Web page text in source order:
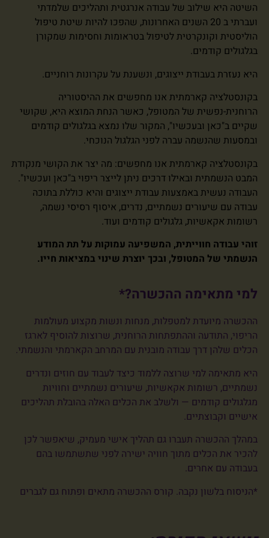
השיטה היא שילוב של עבודה אנרגטית ותהליכים שלמדתי
ועברתי ב 20 השנים האחרונות, שהפכו להיות שיטת טיפול
הוליסטית וקונקרטית לטיפול בטראומות וחסימות שמקורן
בגלגולים קודמים.
היא נעזרת בעבודת ייצוגים, ונשענת על עקרונות רוחניים.
בקונסטלציה קארמתית אנו מחפשים את ההיסטוריה
הרוחנית-נפשית של המטופל, כאשר הנחת המוצא היא, שקושי
שקיים ב"כאן ובעכשיו", המקור שלו נמצא בגלגולים קודמים
ובמסעות שהנשמה עברה לפני הגלגול הנוכחי.
בקונסטלציה קארמתית אנו מחפשים: מה יצר את הקושי מנקודת
המבט הנשמתית ובאילו דרכים ניתן לייצר ריפוי ב"כאן ועכשיו".
העבודה נעשית באמצעות עבודת ייצוגים והיא כוללת בתוכה
עבודה עם שיעורים נשמתיים, נדרים, איסוף רסיסי נשמה,
רשומות אקאשיות, גלגולים קודמים ועוד.
זוהי עבודה חווייתית, המשפיעה עמוקות על תת המודע
הנשמתי של המטופל, ובכך יוצרת שינוי במציאות חייו.
למי מתאימה ההכשרה?*
ההכשרה מיועדת למטפלות, מנחות ונשות מקצוע מעולמות
הריפוי, התודעה וההתפתחות הרוחנית, שרוצות להוסיף לארגז
הכלים שלהן דרך עבודה מובנית עם המרחב הקארמתי והנשמתי.
היא מתאימה למי שרוצה ללמוד כיצד לעבוד עם חוזים ונדרים
נשמתיים, רשומות אקאשיות, שיעורים נשמתיים וחוויות
מגלגולים קודמים — ולשלב את הכלים האלה בהובלת תהליכים
אישיים וקבוצתיים.
במהלך ההכשרה תעברו גם תהליך אישי מעמיק, שיאפשר לכן
להכיר את הכלים מתוך חוויה ישירה לפני שתשתמשו בהם
בעבודה עם אחרים.
*הניסוח בלשון נקבה. קורס ההכשרה מתאים ופתוח גם לגברים